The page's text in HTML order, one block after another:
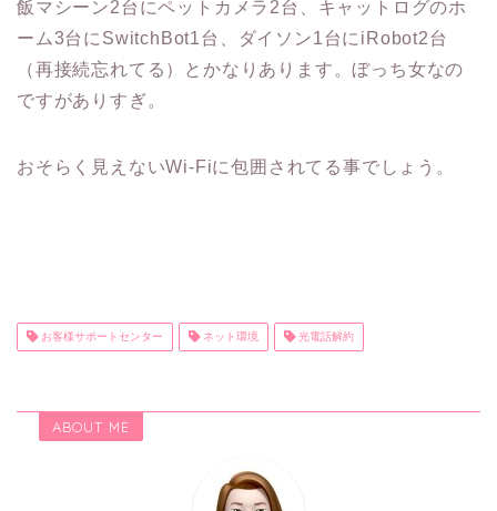
飯マシーン2台にペットカメラ2台、キャットログのホ
ーム3台にSwitchBot1台、ダイソン1台にiRobot2台
（再接続忘れてる）とかなりあります。ぼっち女なの
ですがありすぎ。
おそらく見えないWi-Fiに包囲されてる事でしょう。
お客様サポートセンター ネット環境 光電話解約
ABOUT ME